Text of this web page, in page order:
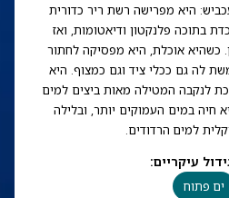
היא מפרישה רשת ריר כדורית
בתוכה פלנקטון ודיאטומות, ואז
כשהיא אוכלת, היא מפסיקה לחתור
לה גם ככלי ציד וגם כמצוף. היא
לנקבה המטילה מאות ביצים למים
חיה במים העמוקים יותר, ובלילה
למים הרדודים.
עיקריים:
ים פתוח